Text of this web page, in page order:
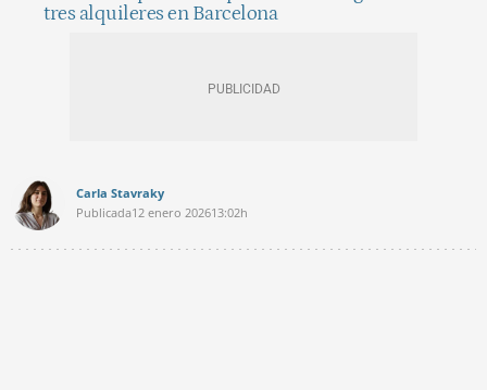
tres alquileres en Barcelona
Carla Stavraky
Publicada12 enero 202613:02h